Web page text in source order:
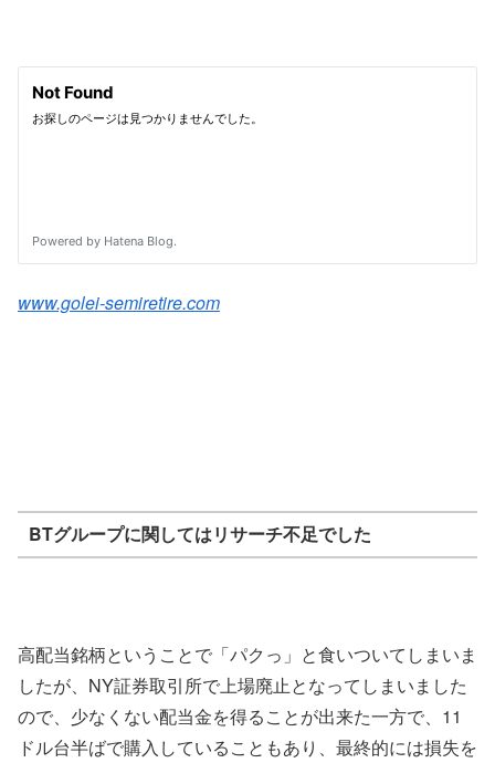
www.golei-semiretire.com
BTグループに関してはリサーチ不足でした
高配当銘柄ということで「パクっ」と食いついてしまいま
したが、NY証券取引所で上場廃止となってしまいました
ので、少なくない配当金を得ることが出来た一方で、11
ドル台半ばで購入していることもあり、最終的には損失を